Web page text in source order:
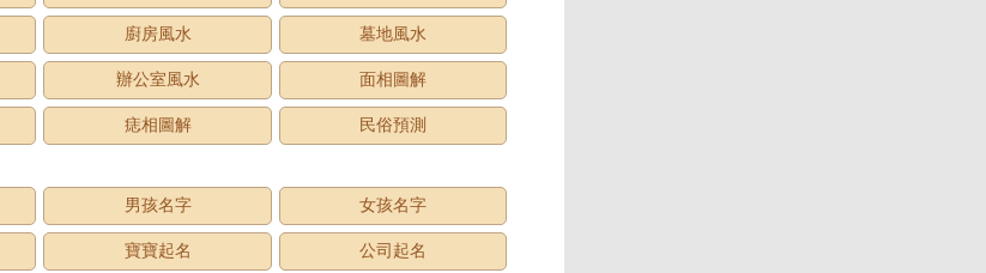
廚房風水 墓地風水
辦公室風水 面相圖解
痣相圖解 民俗預測
男孩名字 女孩名字
寶寶起名 公司起名